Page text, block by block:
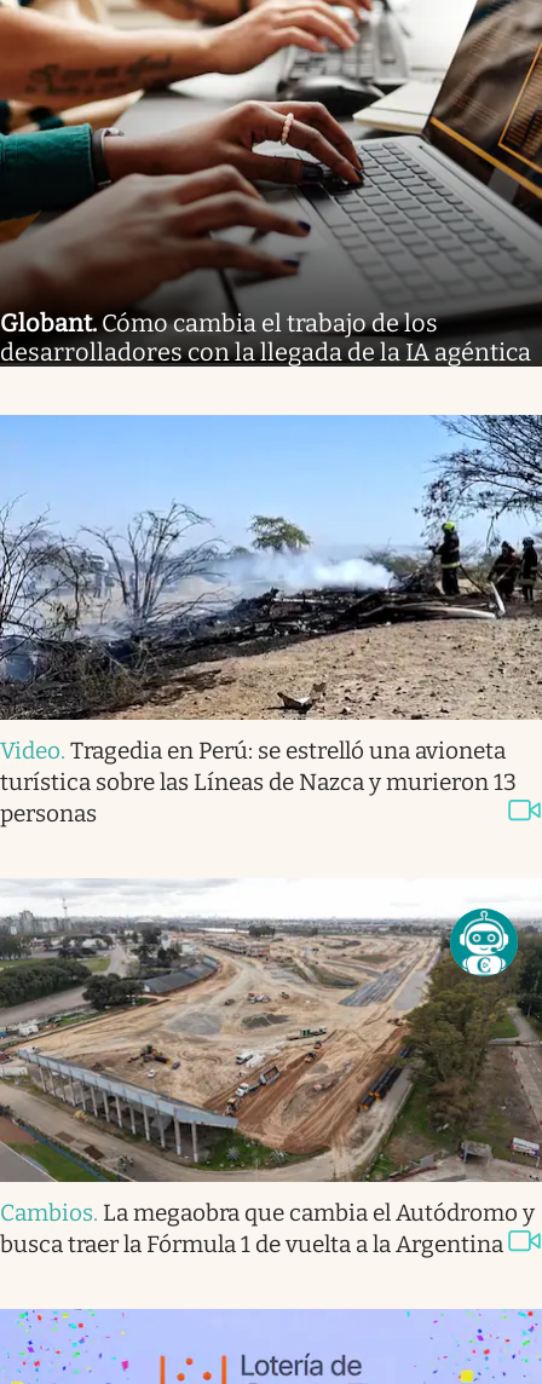
Globant. Cómo cambia el trabajo de los
desarrolladores con la llegada de la IA agéntica
Video. Tragedia en Perú: se estrelló una avioneta
turística sobre las Líneas de Nazca y murieron 13
personas
Cambios. La megaobra que cambia el Autódromo y
busca traer la Fórmula 1 de vuelta a la Argentina